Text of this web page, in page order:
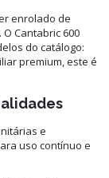
enrolado de
Cantabric 600
do catálogo:
premium, este é
e
uso contínuo e